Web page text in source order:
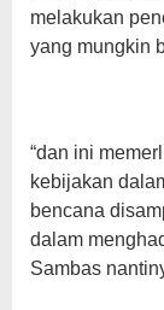
melakukan
yang mungkin
“dan ini
kebijakan
bencana
dalam
Sambas